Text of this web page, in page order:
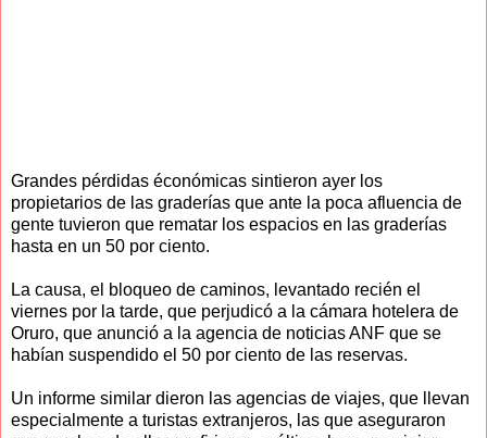
Grandes pérdidas éconómicas sintieron ayer los
propietarios de las graderías que ante la poca afluencia de
gente tuvieron que rematar los espacios en las graderías
hasta en un 50 por ciento.
La causa, el bloqueo de caminos, levantado recién el
viernes por la tarde, que perjudicó a la cámara hotelera de
Oruro, que anunció a la agencia de noticias ANF que se
habían suspendido el 50 por ciento de las reservas.
Un informe similar dieron las agencias de viajes, que llevan
especialmente a turistas extranjeros, las que aseguraron